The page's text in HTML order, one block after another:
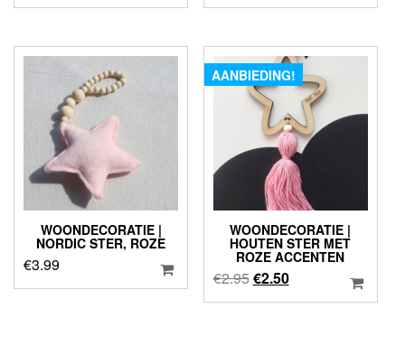
WOONDECORATIE |
NORDIC STER, ROZE
€3.99
AANBIEDING!
WOONDECORATIE |
HOUTEN STER MET
ROZE ACCENTEN
€2.95Oorspronkelijke
prijs
€2.50Huidige
prijs